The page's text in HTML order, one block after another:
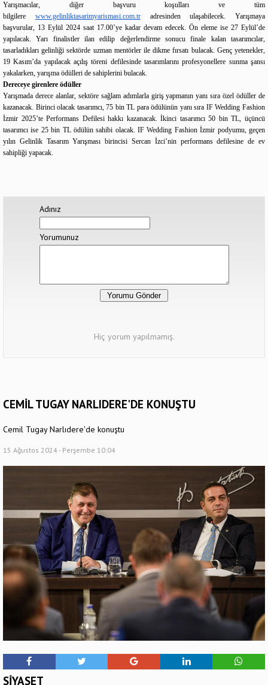
Yarışmacılar, diğer başvuru koşulları ve tüm
bilgilere www.gelinliktasarimyarismasi.com.tradresinden ulaşabilecek. Yarışmaya
başvurular, 13 Eylül 2024 saat 17.00’ye kadar devam edecek. Ön eleme ise 27 Eylül’de
yapılacak. Yarı finalistler ilan edilip değerlendirme sonucu finale kalan tasarımcılar,
tasarladıkları gelinliği sektörde uzman mentörler ile dikme fırsatı bulacak. Genç yetenekler,
19 Kasım’da yapılacak açılış töreni defilesinde tasarımlarını profesyonellere sunma şansı
yakalarken, yarışma ödülleri de sahiplerini bulacak.
Dereceye girenlere ödüller
Yarışmada derece alanlar, sektöre sağlam adımlarla giriş yapmanın yanı sıra özel ödüller de
kazanacak. Birinci olacak tasarımcı, 75 bin TL para ödülünün yanı sıra IF Wedding Fashion
İzmir 2025’te Performans Defilesi hakkı kazanacak. İkinci tasarımcı 50 bin TL, üçüncü
tasarımcı ise 25 bin TL ödülün sahibi olacak. IF Wedding Fashion İzmir podyumu, geçen
yılın Gelinlik Tasarım Yarışması birincisi Sercan İzci’nin performans defilesine de ev
sahipliği yapacak.
Adınız
Yorumunuz
Hiç yorum yapılmamış.
CEMİL TUGAY NARLIDERE'DE KONUŞTU
Cemil Tugay Narlıdere'de konuştu
15 Ağustos 2024 - Perşembe 10:04
SİYASET